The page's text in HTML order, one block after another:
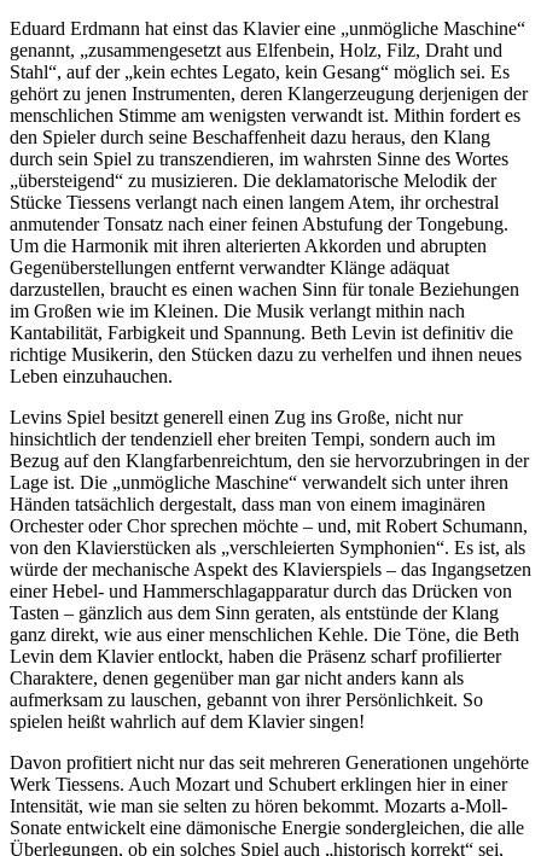
Eduard Erdmann hat einst das Klavier eine „unmögliche Maschine“
genannt, „zusammengesetzt aus Elfenbein, Holz, Filz, Draht und
Stahl“, auf der „kein echtes Legato, kein Gesang“ möglich sei. Es
gehört zu jenen Instrumenten, deren Klangerzeugung derjenigen der
menschlichen Stimme am wenigsten verwandt ist. Mithin fordert es
den Spieler durch seine Beschaffenheit dazu heraus, den Klang
durch sein Spiel zu transzendieren, im wahrsten Sinne des Wortes
„übersteigend“ zu musizieren. Die deklamatorische Melodik der
Stücke Tiessens verlangt nach einen langem Atem, ihr orchestral
anmutender Tonsatz nach einer feinen Abstufung der Tongebung.
Um die Harmonik mit ihren alterierten Akkorden und abrupten
Gegenüberstellungen entfernt verwandter Klänge adäquat
darzustellen, braucht es einen wachen Sinn für tonale Beziehungen
im Großen wie im Kleinen. Die Musik verlangt mithin nach
Kantabilität, Farbigkeit und Spannung. Beth Levin ist definitiv die
richtige Musikerin, den Stücken dazu zu verhelfen und ihnen neues
Leben einzuhauchen.
Levins Spiel besitzt generell einen Zug ins Große, nicht nur
hinsichtlich der tendenziell eher breiten Tempi, sondern auch im
Bezug auf den Klangfarbenreichtum, den sie hervorzubringen in der
Lage ist. Die „unmögliche Maschine“ verwandelt sich unter ihren
Händen tatsächlich dergestalt, dass man von einem imaginären
Orchester oder Chor sprechen möchte – und, mit Robert Schumann,
von den Klavierstücken als „verschleierten Symphonien“. Es ist, als
würde der mechanische Aspekt des Klavierspiels – das Ingangsetzen
einer Hebel- und Hammerschlagapparatur durch das Drücken von
Tasten – gänzlich aus dem Sinn geraten, als entstünde der Klang
ganz direkt, wie aus einer menschlichen Kehle. Die Töne, die Beth
Levin dem Klavier entlockt, haben die Präsenz scharf profilierter
Charaktere, denen gegenüber man gar nicht anders kann als
aufmerksam zu lauschen, gebannt von ihrer Persönlichkeit. So
spielen heißt wahrlich auf dem Klavier singen!
Davon profitiert nicht nur das seit mehreren Generationen ungehörte
Werk Tiessens. Auch Mozart und Schubert erklingen hier in einer
Intensität, wie man sie selten zu hören bekommt. Mozarts a-Moll-
Sonate entwickelt eine dämonische Energie sondergleichen, die alle
Überlegungen, ob ein solches Spiel auch „historisch korrekt“ sei,